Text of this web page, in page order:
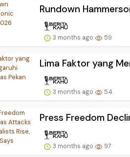
Rundown
3 months ago 59
Lima Faktor yang
3 months ago 54
Press Freedom
3 months ago 97